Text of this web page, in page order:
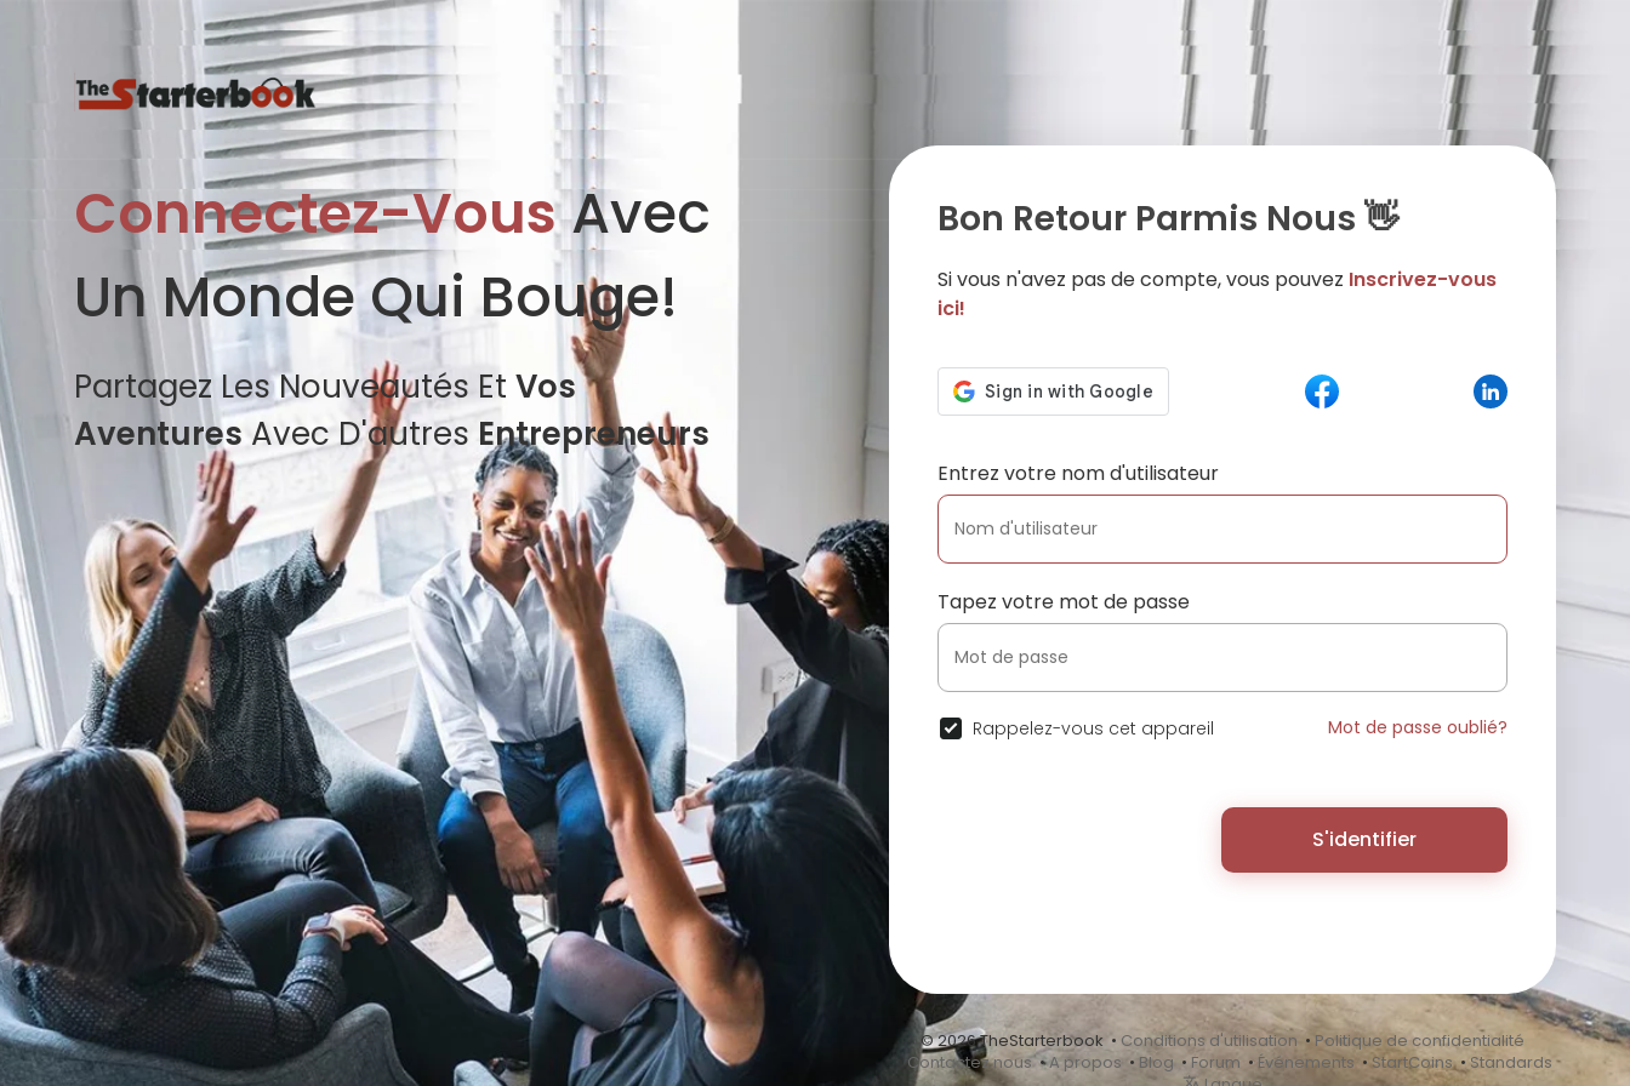
Connectez-VousAvec
Un Monde Qui Bouge!
Partagez Les Nouveautés Et Vos
Aventures Avec D'autres Entrepreneurs
Bon Retour Parmis Nous 👋
Si vous n'avez pas de compte, vous pouvez Inscrivez-vous
ici!
Entrez votre nom d'utilisateur
Tapez votre mot de passe
Rappelez-vous cet appareil Mot de passe oublié?
S'identifier
© 2026 TheStarterbook • Conditions d'utilisation • Politique de confidentialité
•Contactez nous•A propos•Blog • Forum • Événements • StartCoins•Standards